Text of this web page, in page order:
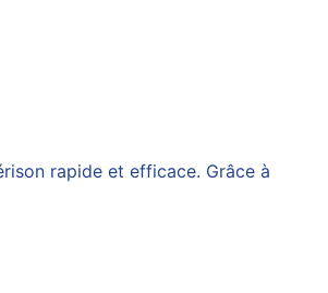
rapide et efficace. Grâce à